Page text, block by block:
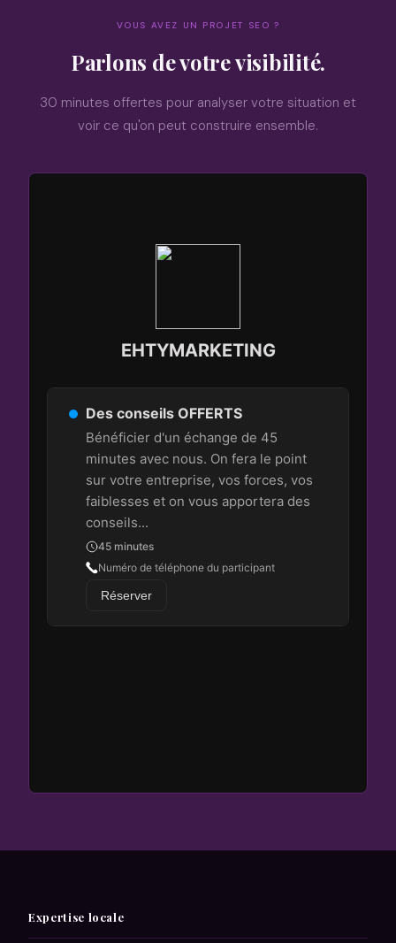
VOUS AVEZ UN PROJET SEO ?
Parlons de votre visibilité.
30 minutes offertes pour analyser votre situation et
voir ce qu'on peut construire ensemble.
Expertise locale